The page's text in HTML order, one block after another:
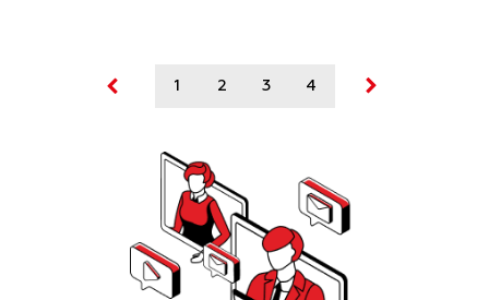
1 2 3 4